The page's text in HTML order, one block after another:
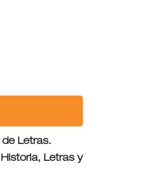
Letras.
Letras y